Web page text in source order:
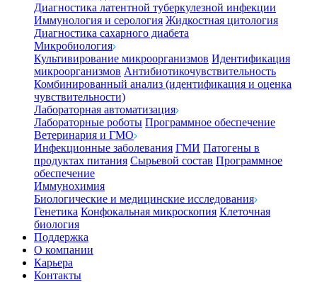
Диагностика латентной туберкулезной инфекции
Иммунология и серология Жидкостная цитология
Диагностика сахарного диабета
Микробиология
Культивирование микроорганизмов Идентификация
микроорганизмов Антибиотикочувствительность
Комбинированный анализ (идентификация и оценка
чувствительности)
Лабораторная автоматизация
Лабораторные роботы Программное обеспечение
Ветеринария и ГМО
Инфекционные заболевания ГМИ Патогены в
продуктах питания Сырьевой состав Программное
обеспечение
Иммунохимия
Биологические и медицинские исследования
Генетика Конфокальная микроскопия Клеточная
биология
Поддержка
О компании
Карьера
Контакты